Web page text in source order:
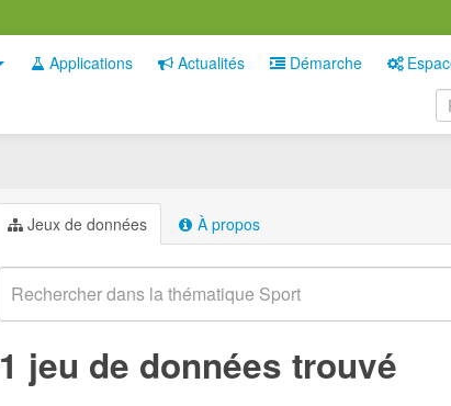
Applications Actualités Démarche
Jeux de données À propos
1 jeu de données trouvé